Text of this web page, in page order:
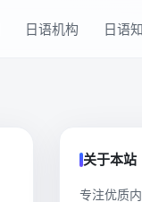
日语机构 日语
关于本站
专注优质